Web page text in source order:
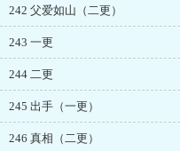
242 父爱如山（二更）
243 一更
244 二更
245 出手（一更）
246 真相（二更）